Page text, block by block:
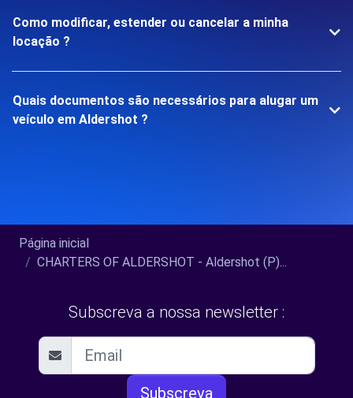
Como modificar, estender ou cancelar a minha
locação ?
Quais documentos são necessários para alugar um
veículo em Aldershot ?
Página inicial
CHARTERS OF ALDERSHOT - Aldershot (P)...
Subscreva a nossa newsletter :
Subscreva